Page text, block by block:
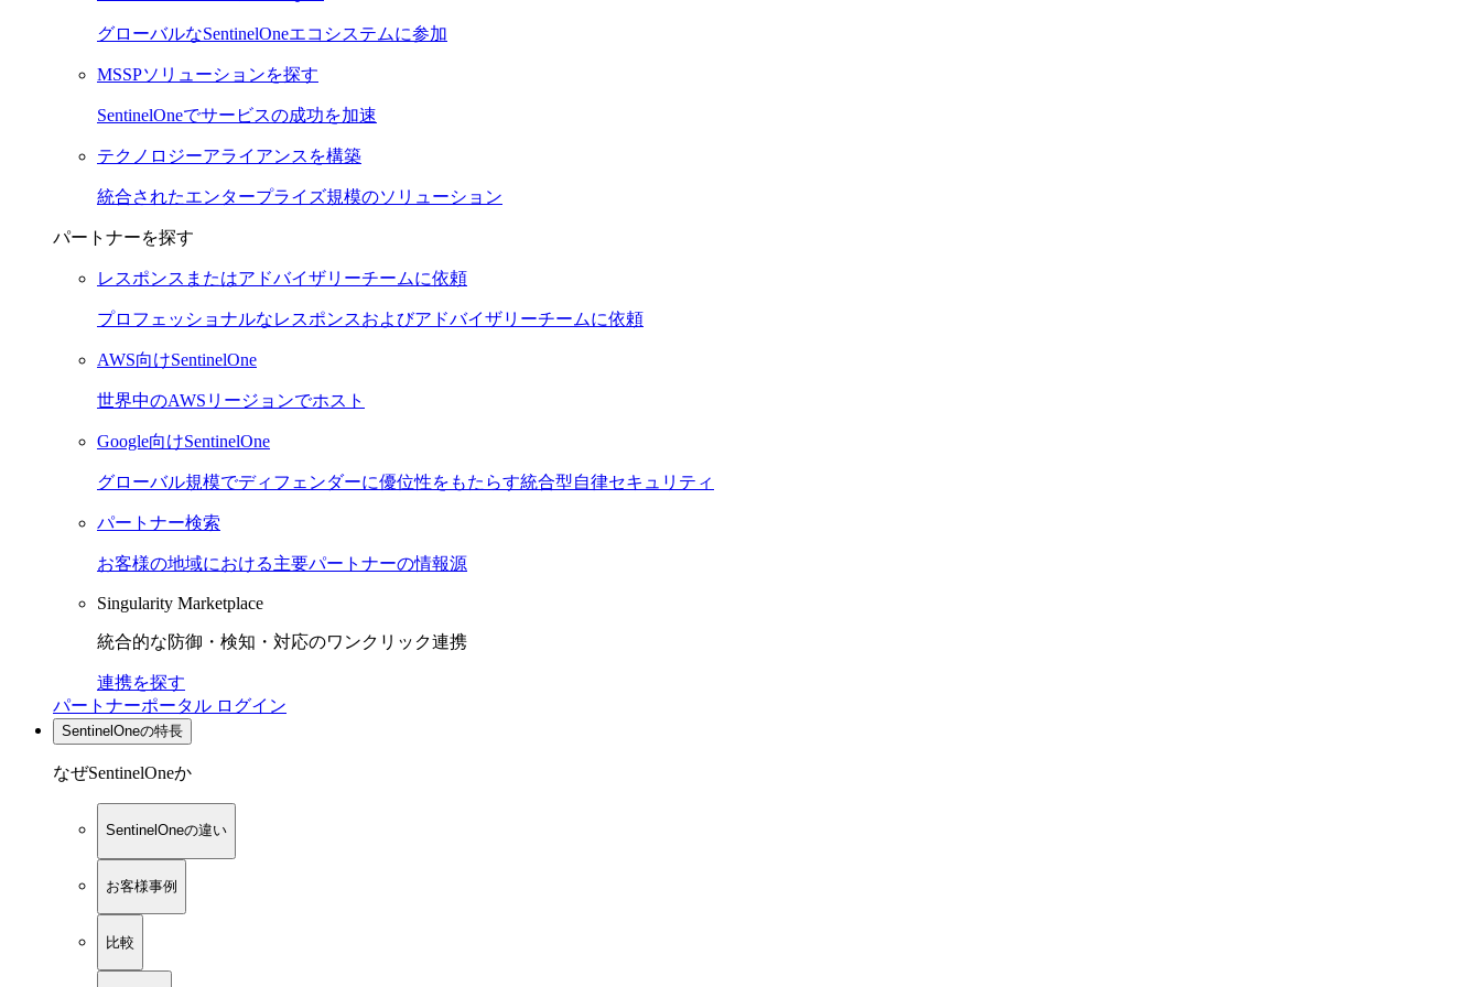
グローバルなSentinelOneエコシステムに参加
MSSPソリューションを探す
SentinelOneでサービスの成功を加速
テクノロジーアライアンスを構築
統合されたエンタープライズ規模のソリューション
パートナーを探す
レスポンスまたはアドバイザリーチームに依頼
プロフェッショナルなレスポンスおよびアドバイザリーチームに依頼
AWS向けSentinelOne
世界中のAWSリージョンでホスト
Google向けSentinelOne
グローバル規模でディフェンダーに優位性をもたらす統合型自律セキュリティ
パートナー検索
お客様の地域における主要パートナーの情報源
Singularity Marketplace
統合的な防御・検知・対応のワンクリック連携
連携を探す
パートナーポータル ログイン
SentinelOneの特長
なぜSentinelOneか
SentinelOneの違い
お客様事例
比較